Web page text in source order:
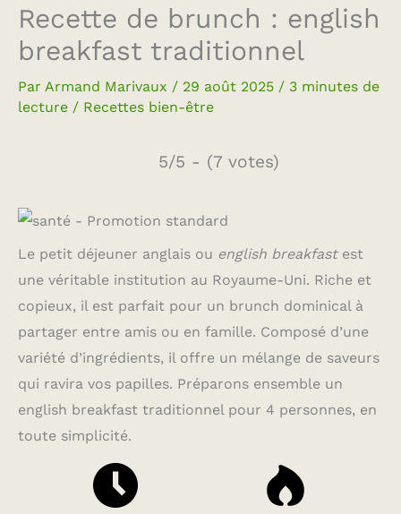
Recette de brunch : english
breakfast traditionnel
Par Armand Marivaux / 29 août 2025 / 3 minutes de
lecture / Recettes bien-être
5/5 - (7 votes)
Le petit déjeuner anglais ou english breakfastest
une véritable institution au Royaume-Uni. Riche et
copieux, il est parfait pour un brunch dominical à
partager entre amis ou en famille. Composé d’une
variété d’ingrédients, il offre un mélange de saveurs
qui ravira vos papilles. Préparons ensemble un
english breakfast traditionnel pour 4 personnes, en
toute simplicité.